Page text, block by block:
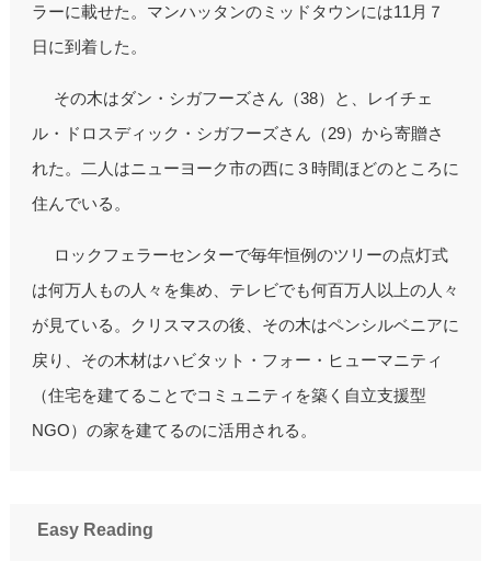
ラーに載せた。マンハッタンのミッドタウンには11月７
日に到着した。
その木はダン・シガフーズさん（38）と、レイチェ
ル・ドロスディック・シガフーズさん（29）から寄贈さ
れた。二人はニューヨーク市の西に３時間ほどのところに
住んでいる。
ロックフェラーセンターで毎年恒例のツリーの点灯式
は何万人もの人々を集め、テレビでも何百万人以上の人々
が見ている。クリスマスの後、その木はペンシルベニアに
戻り、その木材はハビタット・フォー・ヒューマニティ
（住宅を建てることでコミュニティを築く自立支援型
NGO）の家を建てるのに活用される。
Easy Reading